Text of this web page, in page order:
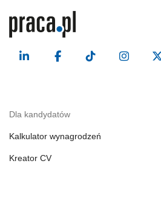
Dla kandydatów
Kalkulator wynagrodzeń
Kreator CV